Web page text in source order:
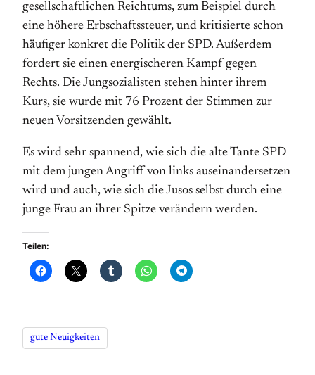
gesellschaftlichen Reichtums, zum Beispiel durch
eine höhere Erbschaftssteuer, und kritisierte schon
häufiger konkret die Politik der SPD. Außerdem
fordert sie einen energischeren Kampf gegen
Rechts. Die Jungsozialisten stehen hinter ihrem
Kurs, sie wurde mit 76 Prozent der Stimmen zur
neuen Vorsitzenden gewählt.
Es wird sehr spannend, wie sich die alte Tante SPD
mit dem jungen Angriff von links auseinandersetzen
wird und auch, wie sich die Jusos selbst durch eine
junge Frau an ihrer Spitze verändern werden.
Teilen:
gute Neuigkeiten